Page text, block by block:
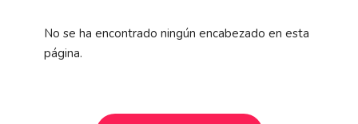
No se ha encontrado ningún encabezado en esta
página.